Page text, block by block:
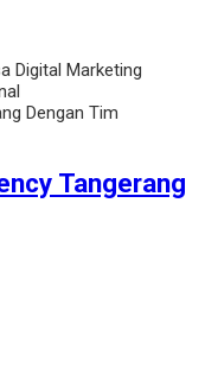
Digital Marketing
Tangerang